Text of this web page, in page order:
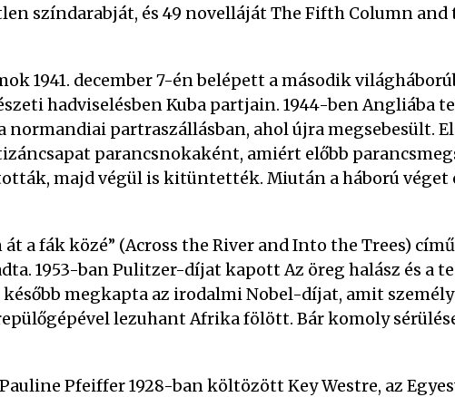
színdarabját, és 49 novelláját The Fifth Column
1941. december 7-én belépett a második
hadviselésben Kuba partjain. 1944-ben Angliába
normandiai partraszállásban, ahol újra megsebesült.
parancsnokaként, amiért előbb
majd végül is kitüntették. Miután a háború véget
a fák közé” (Across the River and Into the Trees)
1953-ban Pulitzer-díjat kapott Az öreg halász és a
megkapta az irodalmi Nobel-díjat, amit
lezuhant Afrika fölött. Bár komoly
Pfeiffer 1928-ban költözött Key Westre, az